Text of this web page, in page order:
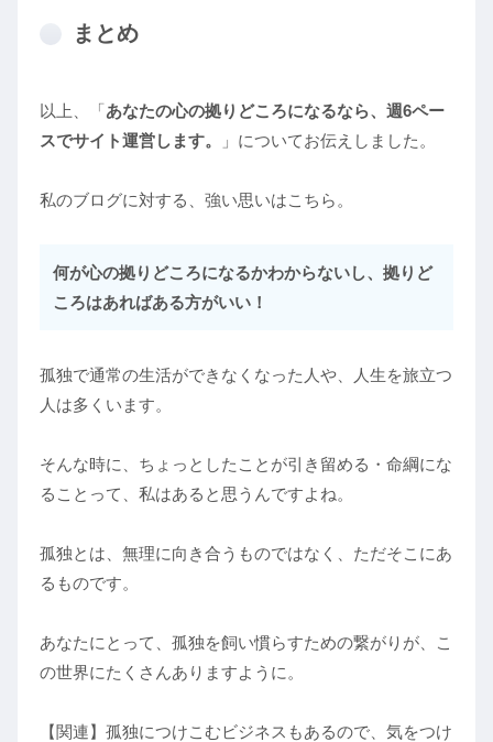
まとめ
以上、「あなたの心の拠りどころになるなら、週6ペー
スでサイト運営します。
」についてお伝えしました。
私のブログに対する、強い思いはこちら。
何が心の拠りどころになるかわからないし、拠りど
ころはあればある方がいい！
孤独で通常の生活ができなくなった人や、人生を旅立つ
人は多くいます。
そんな時に、ちょっとしたことが引き留める・命綱にな
ることって、私はあると思うんですよね。
孤独とは、無理に向き合うものではなく、ただそこにあ
るものです。
あなたにとって、孤独を飼い慣らすための繋がりが、こ
の世界にたくさんありますように。
【関連】孤独につけこむビジネスもあるので、気をつけ